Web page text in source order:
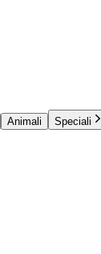
Animali
Speciali